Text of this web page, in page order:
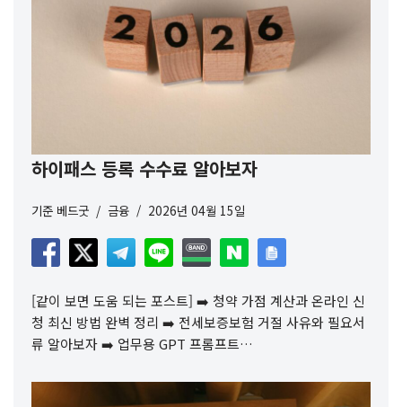
하이패스 등록 수수료 알아보자
기준 베드굿 금융 2026년 04월 15일
[같이 보면 도움 되는 포스트] ➡️ 청약 가점 계산과 온라인 신
청 최신 방법 완벽 정리 ➡️ 전세보증보험 거절 사유와 필요서
류 알아보자 ➡️ 업무용 GPT 프롬프트…